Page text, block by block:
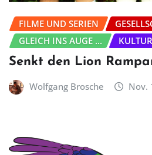
FILME UND SERIEN
GLEICH INS AUGE ...
KULTUR
Senkt den Lion
Wolfgang Brosche Nov.